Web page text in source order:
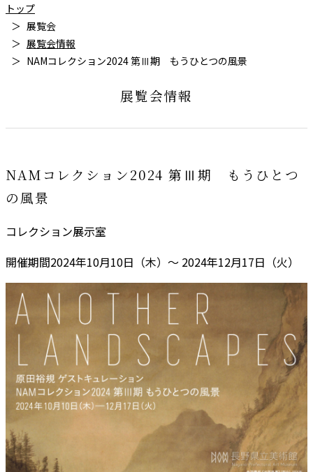
トップ
展覧会
展覧会情報
NAMコレクション2024 第Ⅲ期 もうひとつの風景
展覧会情報
NAMコレクション2024 第Ⅲ期 もうひとつ
の風景
コレクション展示室
開催期間2024年10月10日（木）～ 2024年12月17日（火）